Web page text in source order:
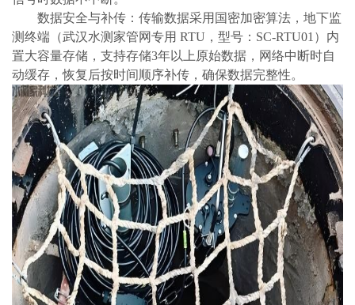
数据安全与补传：传输数据采用国密加密算法，地下监
测终端（武汉水测家管网专用 RTU，型号：SC-RTU01）内
置大容量存储，支持存储3年以上原始数据，网络中断时自
动缓存，恢复后按时间顺序补传，确保数据完整性。